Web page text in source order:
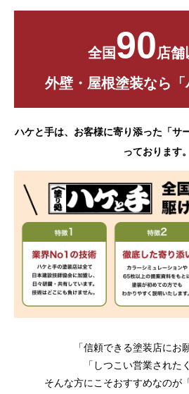
全国90店舗
外壁・屋根塗装なら
ハケと手は、お客様に寄り添った「サ
っております。
「信頼できる塗装店にお
「しつこい営業された
そんな方にこそおすすめなのが